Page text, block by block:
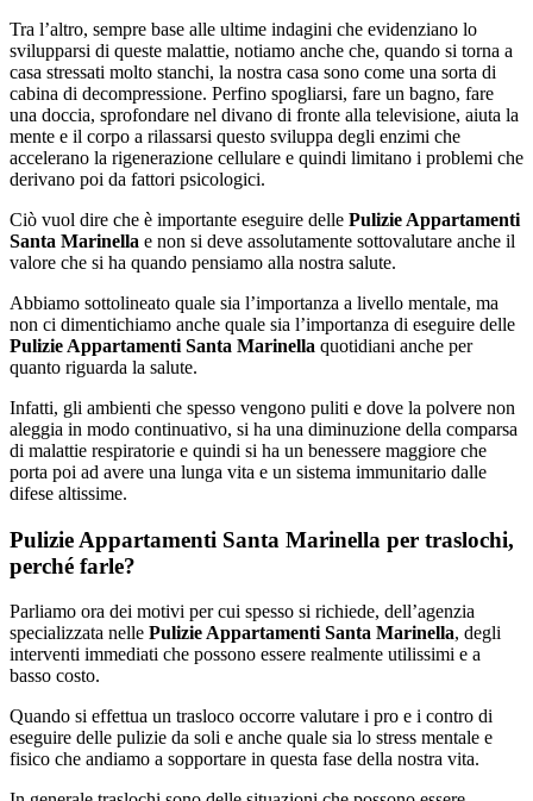
Tra l’altro, sempre base alle ultime indagini che evidenziano lo
svilupparsi di queste malattie, notiamo anche che, quando si torna a
casa stressati molto stanchi, la nostra casa sono come una sorta di
cabina di decompressione. Perfino spogliarsi, fare un bagno, fare
una doccia, sprofondare nel divano di fronte alla televisione, aiuta la
mente e il corpo a rilassarsi questo sviluppa degli enzimi che
accelerano la rigenerazione cellulare e quindi limitano i problemi che
derivano poi da fattori psicologici.
Ciò vuol dire che è importante eseguire delle Pulizie Appartamenti
Santa Marinella e non si deve assolutamente sottovalutare anche il
valore che si ha quando pensiamo alla nostra salute.
Abbiamo sottolineato quale sia l’importanza a livello mentale, ma
non ci dimentichiamo anche quale sia l’importanza di eseguire delle
Pulizie Appartamenti Santa Marinella quotidiani anche per
quanto riguarda la salute.
Infatti, gli ambienti che spesso vengono puliti e dove la polvere non
aleggia in modo continuativo, si ha una diminuzione della comparsa
di malattie respiratorie e quindi si ha un benessere maggiore che
porta poi ad avere una lunga vita e un sistema immunitario dalle
difese altissime.
Pulizie Appartamenti Santa Marinella per traslochi,
perché farle?
Parliamo ora dei motivi per cui spesso si richiede, dell’agenzia
specializzata nelle Pulizie Appartamenti Santa Marinella, degli
interventi immediati che possono essere realmente utilissimi e a
basso costo.
Quando si effettua un trasloco occorre valutare i pro e i contro di
eseguire delle pulizie da soli e anche quale sia lo stress mentale e
fisico che andiamo a sopportare in questa fase della nostra vita.